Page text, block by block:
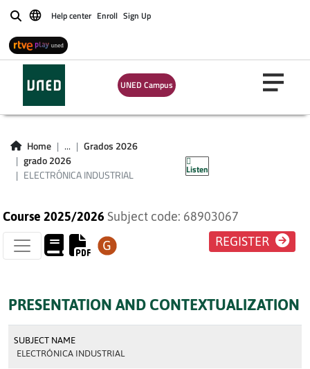
BuscarHelp center Enroll Sign Up
UNED Campus
Home ...
Grados 2026
grado 2026
ELECTRÓNICA INDUSTRIAL
Listen
ELECTRÓNICA
INDUSTRIAL
Course 2025/2026 Subject code: 68903067
REGISTER
PRESENTATION AND CONTEXTUALIZATION
SUBJECT NAME
ELECTRÓNICA INDUSTRIAL